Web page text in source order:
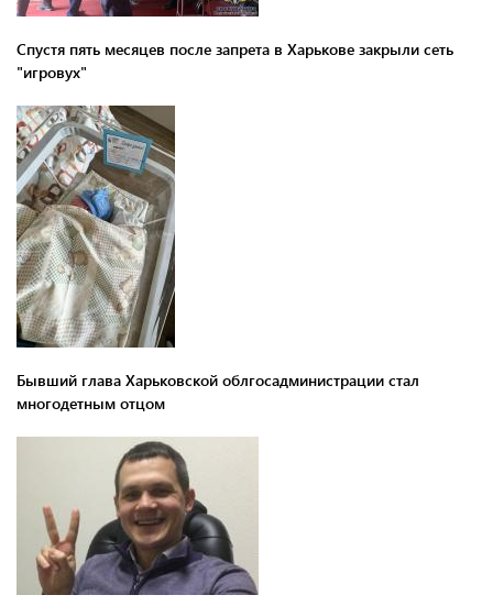
Спустя пять месяцев после запрета в Харькове закрыли сеть
"игровух"
Бывший глава Харьковской облгосадминистрации стал
многодетным отцом